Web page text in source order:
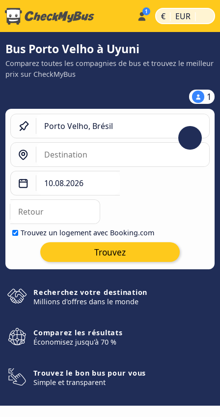
€ | EUR |
Bus Porto Velho à Uyuni
Comparez toutes les compagnies de bus et trouvez le meilleur
prix sur CheckMyBus
1
Trouvez un logement avec Booking.com
Trouvez
Recherchez votre destination
Millions d'offres dans le monde
Comparez les résultats
Économisez jusqu'à 70 %
Trouvez le bon bus pour vous
Simple et transparent